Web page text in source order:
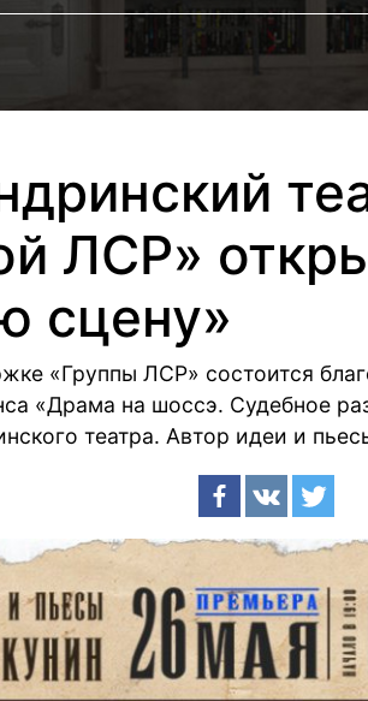
ЛСР»
сцену»
«Группы ЛСР» состоится
«Драма на шоссэ. Судебное
театра. Автор идеи и